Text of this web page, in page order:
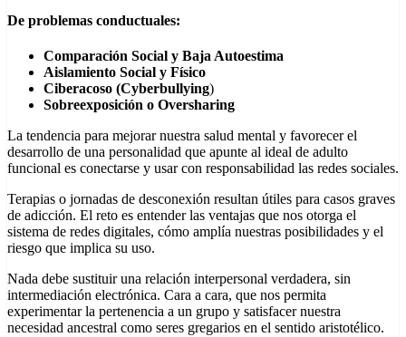
De problemas conductuales:
Comparación Social y Baja Autoestima
Aislamiento Social y Físico
Ciberacoso (Cyberbullying)
Sobreexposición o Oversharing
La tendencia para mejorar nuestra salud mental y favorecer el
desarrollo de una personalidad que apunte al ideal de adulto
funcional es conectarse y usar con responsabilidad las redes sociales.
Terapias o jornadas de desconexión resultan útiles para casos graves
de adicción. El reto es entender las ventajas que nos otorga el
sistema de redes digitales, cómo amplía nuestras posibilidades y el
riesgo que implica su uso.
Nada debe sustituir una relación interpersonal verdadera, sin
intermediación electrónica. Cara a cara, que nos permita
experimentar la pertenencia a un grupo y satisfacer nuestra
necesidad ancestral como seres gregarios en el sentido aristotélico.